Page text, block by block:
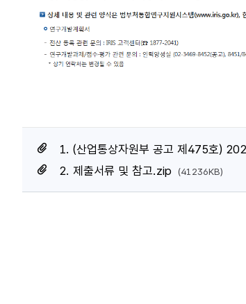
1. (산업통상자원부 공고 제475호)
2. 제출서류 및 참고.zip (41236KB)